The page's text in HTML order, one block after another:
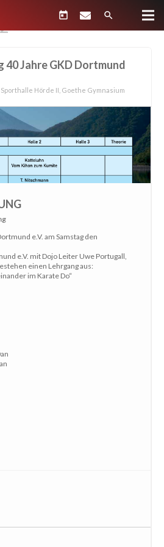
today search
40 Jahre GKD Dortmund
Hörde II, Goethe Gymnasium
e.V. am Samstag den
e.V. mit Dojo Leiter Uwe Portugall,
einen Lehrgang aus:
im Karate Do“